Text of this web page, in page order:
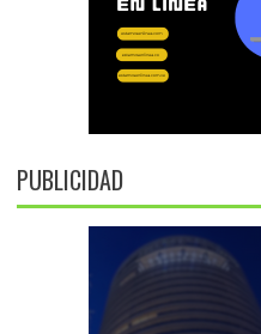
PUBLICIDAD